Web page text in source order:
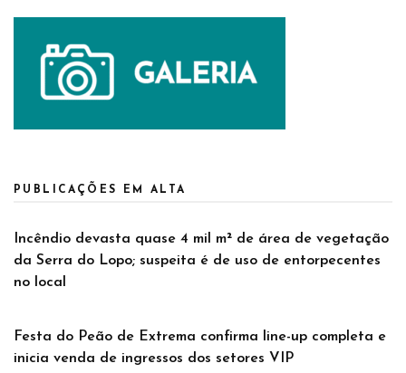
PUBLICAÇÕES EM ALTA
Incêndio devasta quase 4 mil m² de área de vegetação
da Serra do Lopo; suspeita é de uso de entorpecentes
no local
Festa do Peão de Extrema confirma line-up completa e
inicia venda de ingressos dos setores VIP